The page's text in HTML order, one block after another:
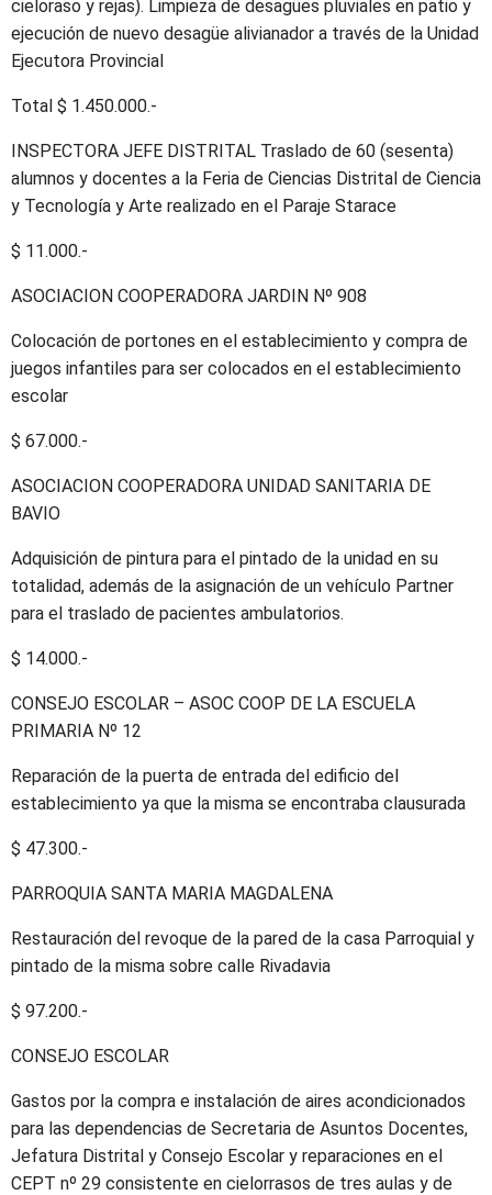
cieloraso y rejas). Limpieza de desagües pluviales en patio y
ejecución de nuevo desagüe alivianador a través de la Unidad
Ejecutora Provincial
Total $ 1.450.000.-
INSPECTORA JEFE DISTRITAL Traslado de 60 (sesenta)
alumnos y docentes a la Feria de Ciencias Distrital de Ciencia
y Tecnología y Arte realizado en el Paraje Starace
$ 11.000.-
ASOCIACION COOPERADORA JARDIN Nº 908
Colocación de portones en el establecimiento y compra de
juegos infantiles para ser colocados en el establecimiento
escolar
$ 67.000.-
ASOCIACION COOPERADORA UNIDAD SANITARIA DE
BAVIO
Adquisición de pintura para el pintado de la unidad en su
totalidad, además de la asignación de un vehículo Partner
para el traslado de pacientes ambulatorios.
$ 14.000.-
CONSEJO ESCOLAR – ASOC COOP DE LA ESCUELA
PRIMARIA Nº 12
Reparación de la puerta de entrada del edificio del
establecimiento ya que la misma se encontraba clausurada
$ 47.300.-
PARROQUIA SANTA MARIA MAGDALENA
Restauración del revoque de la pared de la casa Parroquial y
pintado de la misma sobre calle Rivadavia
$ 97.200.-
CONSEJO ESCOLAR
Gastos por la compra e instalación de aires acondicionados
para las dependencias de Secretaria de Asuntos Docentes,
Jefatura Distrital y Consejo Escolar y reparaciones en el
CEPT nº 29 consistente en cielorrasos de tres aulas y de